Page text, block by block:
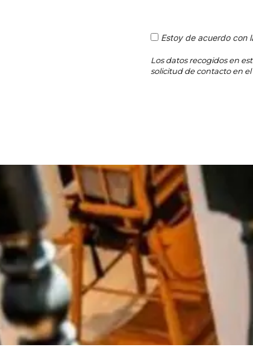
Estoy de acuerdo con
Los datos recogidos en
solicitud de contacto en